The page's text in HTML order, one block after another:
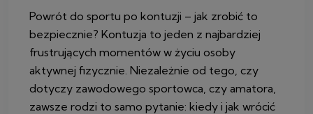
Powrót do sportu po kontuzji – jak zrobić to
bezpiecznie? Kontuzja to jeden z najbardziej
frustrujących momentów w życiu osoby
aktywnej fizycznie. Niezależnie od tego, czy
dotyczy zawodowego sportowca, czy amatora,
zawsze rodzi to samo pytanie: kiedy i jak wrócić